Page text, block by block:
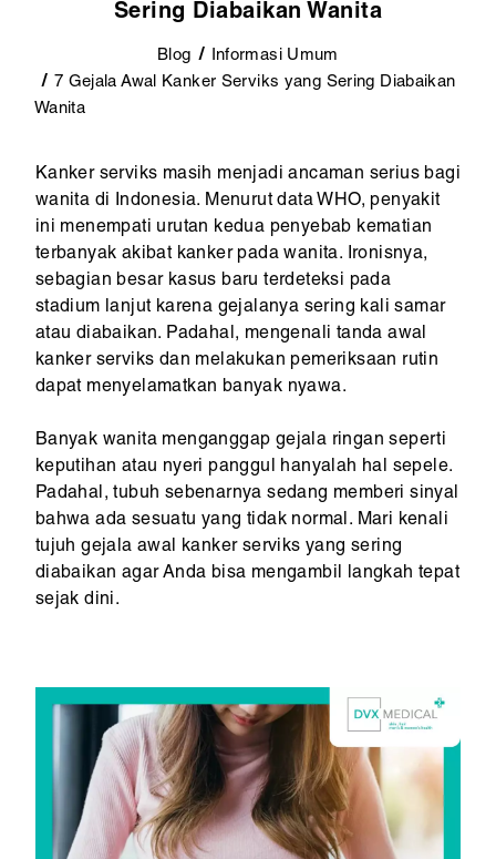
Sering Diabaikan Wanita
Blog
Informasi Umum
7 Gejala Awal Kanker Serviks yang Sering Diabaikan
Wanita
Kanker serviks masih menjadi ancaman serius bagi
wanita di Indonesia. Menurut data WHO, penyakit
ini menempati urutan kedua penyebab kematian
terbanyak akibat kanker pada wanita. Ironisnya,
sebagian besar kasus baru terdeteksi pada
stadium lanjut karena gejalanya sering kali samar
atau diabaikan. Padahal, mengenali tanda awal
kanker serviks dan melakukan pemeriksaan rutin
dapat menyelamatkan banyak nyawa.
Banyak wanita menganggap gejala ringan seperti
keputihan atau nyeri panggul hanyalah hal sepele.
Padahal, tubuh sebenarnya sedang memberi sinyal
bahwa ada sesuatu yang tidak normal. Mari kenali
tujuh gejala awal kanker serviks yang sering
diabaikan agar Anda bisa mengambil langkah tepat
sejak dini.